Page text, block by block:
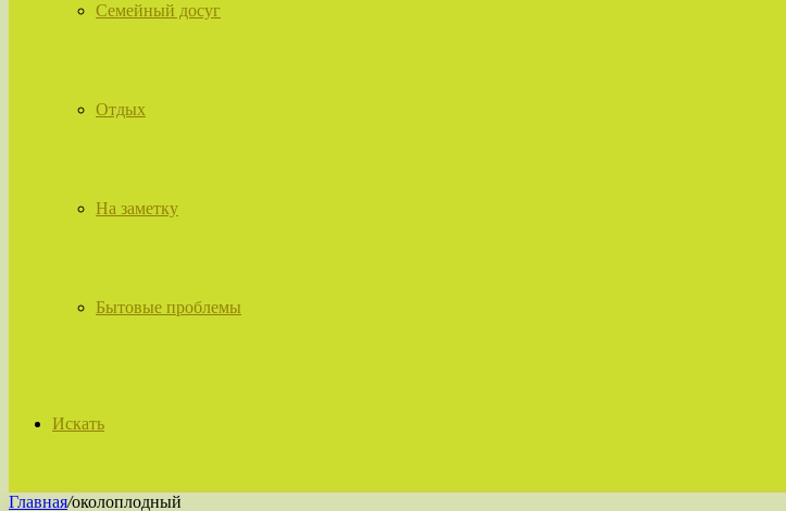
Семейный досуг
Отдых
На заметку
Бытовые проблемы
Искать
Главная/околоплодный